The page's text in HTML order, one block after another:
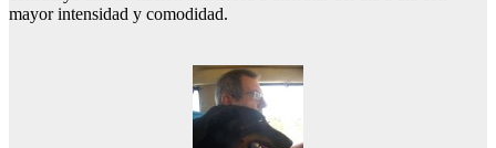
mayor intensidad y comodidad.